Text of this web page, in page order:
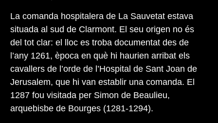
La comanda hospitalera de La Sauvetat estava
situada al sud de Clarmont. El seu origen no és
del tot clar: el lloc es troba documentat des de
l’any 1261, època en què hi haurien arribat els
cavallers de l’orde de l’Hospital de Sant Joan de
Jerusalem, que hi van establir una comanda. El
1287 fou visitada per Simon de Beaulieu,
arquebisbe de Bourges (1281-1294).